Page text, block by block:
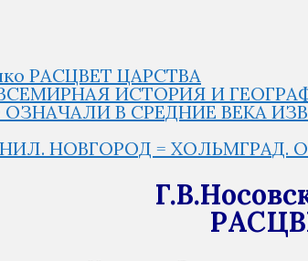
РАСЦВЕТ ЦАРСТВА
ВСЕМИРНАЯ ИСТОРИЯ И
ОЗНАЧАЛИ В СРЕДНИЕ ВЕКА
НИЛ. НОВГОРОД = ХОЛЬМГРАД.